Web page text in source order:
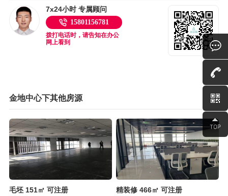
7x24小时 专属顾问
15801156781
拨打电话时，请告知在办公
网上看到
金地中心下其他房源
毛坯 151㎡ 可注册
精装修 466㎡ 可注册